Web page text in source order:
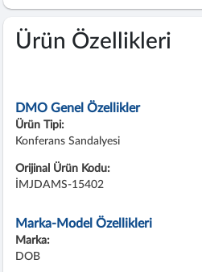
Ürün Özellikleri
DMO Genel Özellikler
Ürün Tipi:
Konferans Sandalyesi
Orijinal Ürün Kodu:
İMJDAMS-15402
Marka-Model Özellikleri
Marka:
DOB